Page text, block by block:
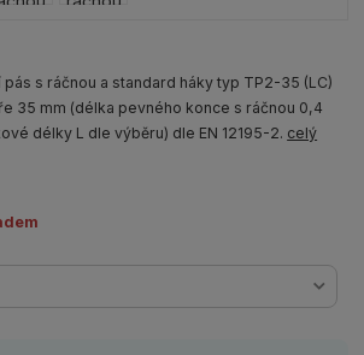
s ráčnou a standard háky typ TP2-35 (LC)
35 mm (délka pevného konce s ráčnou 0,4
délky L dle výběru) dle EN 12195-2. celý